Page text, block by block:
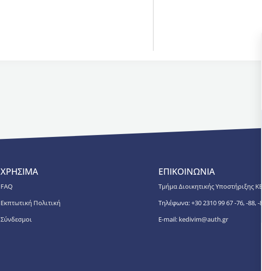
ΧΡΗΣΙΜΑ
FAQ
Εκπτωτική Πολιτική
Σύνδεσμοι
ΕΠΙΚΟΙΝΩΝΙΑ
Τμήμα Διοικητικής Υποστήριξης
Τηλέφωνα: +30 2310 99 67 -76, -88, -
E-mail: kedivim@auth.gr